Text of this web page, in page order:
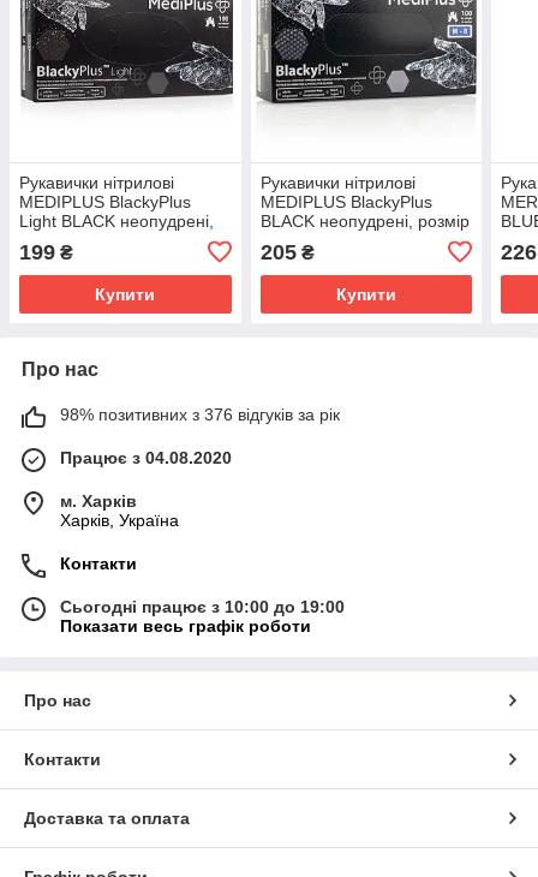
Рукавички нітрилові
MEDIPLUS BlackyPlus
Light BLACK неопудрені,
199 ₴
Купити
Рукавички нітрилові
MEDIPLUS BlackyPlus
BLACK неопудрені, розмір
205₴
Купити
226
Про нас
98% позитивних з 376 відгуків за рік
Працює з 04.08.2020
м. Харків
Харків, Україна
Контакти
Сьогодні працює з 10:00 до 19:00
Показати весь графік роботи
Про нас
Контакти
Доставка та оплата